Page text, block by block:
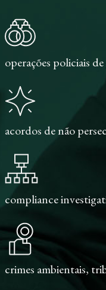
operações policiais
acordos de não
compliance
crimes ambientais,